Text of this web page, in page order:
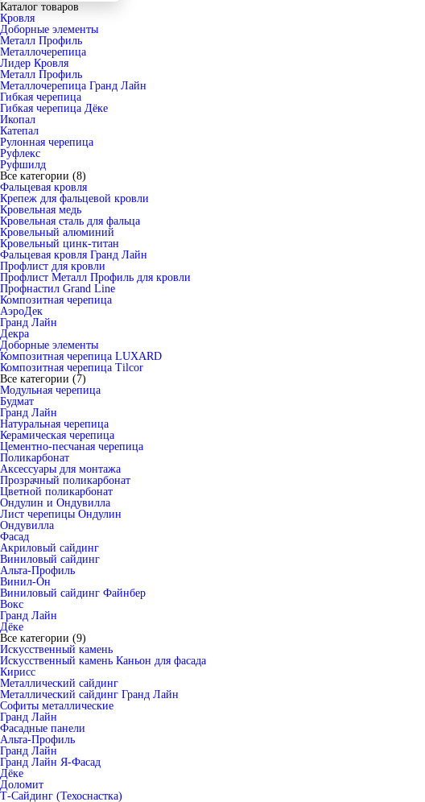
Каталог товаров
Кровля
Доборные элементы
Металл Профиль
Металлочерепица
Лидер Кровля
Металл Профиль
Металлочерепица Гранд Лайн
Гибкая черепица
Гибкая черепица Дёке
Икопал
Катепал
Рулонная черепица
Руфлекс
Руфшилд
Все категории (8)
Фальцевая кровля
Крепеж для фальцевой кровли
Кровельная медь
Кровельная сталь для фальца
Кровельный алюминий
Кровельный цинк-титан
Фальцевая кровля Гранд Лайн
Профлист для кровли
Профлист Металл Профиль для кровли
Профнастил Grand Line
Композитная черепица
АэроДек
Гранд Лайн
Декра
Доборные элементы
Композитная черепица LUXARD
Композитная черепица Tilcor
Все категории (7)
Модульная черепица
Будмат
Гранд Лайн
Натуральная черепица
Керамическая черепица
Цементно-песчаная черепица
Поликарбонат
Аксессуары для монтажа
Прозрачный поликарбонат
Цветной поликарбонат
Ондулин и Ондувилла
Лист черепицы Ондулин
Ондувилла
Фасад
Акриловый сайдинг
Виниловый сайдинг
Альта-Профиль
Винил-Он
Виниловый сайдинг Файнбер
Вокс
Гранд Лайн
Дёке
Все категории (9)
Искусственный камень
Искусственный камень Каньон для фасада
Кирисс
Металлический сайдинг
Металлический сайдинг Гранд Лайн
Софиты металлические
Гранд Лайн
Фасадные панели
Альта-Профиль
Гранд Лайн
Гранд Лайн Я-Фасад
Дёке
Доломит
Т-Сайдинг (Техоснастка)